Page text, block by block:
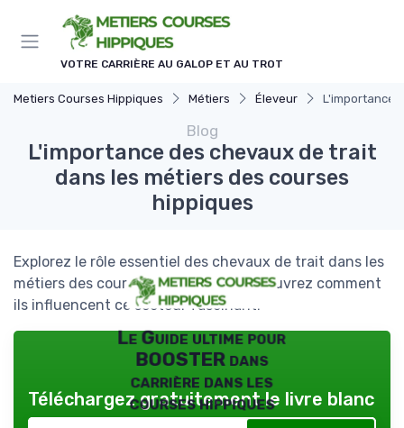
VOTRE CARRIÈRE AU GALOP ET AU TROT
Metiers Courses Hippiques Métiers Éleveur L'importance
Blog
L'importance des chevaux de trait
dans les métiers des courses
hippiques
Explorez le rôle essentiel des chevaux de trait dans les
métiers des courses hippiques et découvrez comment
ils influencent ce secteur fascinant.
Le Guide ultime pour
BOOSTER dans
carrière dans les
courses hippiques
Téléchargez gratuitement le livre blanc
Panneau de gestion des cookies